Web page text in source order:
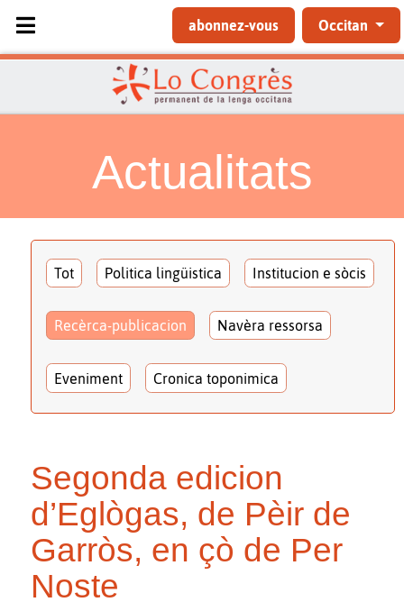
Sélectionnez votre langue
abonnez-vous Occitan
Actualitats
Tot Politica lingüistica Institucion e sòcis
Recèrca-publicacion Navèra ressorsa
Eveniment Cronica toponimica
Segonda edicion
d’Eglògas, de Pèir de
Garròs, en çò de Per
Noste